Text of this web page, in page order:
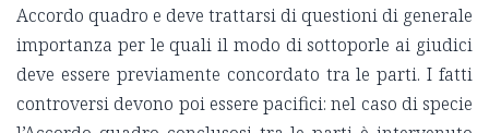
Accordo quadro e deve trattarsi di questioni di generale
importanza per le quali il modo di sottoporle ai giudici
deve essere previamente concordato tra le parti. I fatti
controversi devono poi essere pacifici: nel caso di specie